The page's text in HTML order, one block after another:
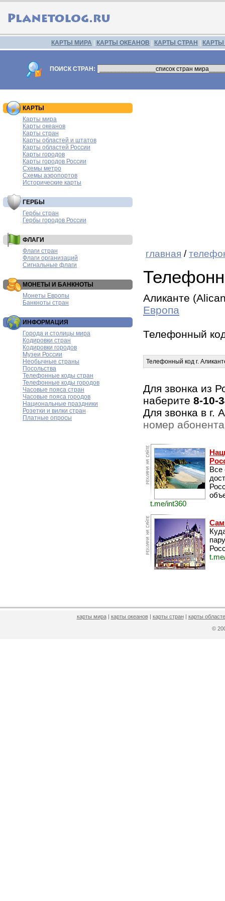
КАРТЫ МИРА КАРТЫ ОКЕАНОВ КАРТЫ СТРАН
ПОИСК СТРАН:
КАРТЫ
Карты мира
Карты океанов
Карты стран
Карты областей и штатов
Карты областей России
Карты городов
Карты городов России
Схемы метро
Схемы аэропортов
Исторические карты
ГЕРБЫ
Гербы стран
Гербы городов России
ФЛАГИ
Флаги стран
Флаги организаций
Сигнальные флаги
МОНЕТЫ И БАНКНОТЫ
Монеты Европы
Банкноты стран
ИНФОРМАЦИЯ
Города и столицы мира
Кодировки стран
Кодировки городов
Музеи России
Необычные страны
Посольства
Телефонные коды стран
Телефонные коды городов
Часовые пояса стран
Часовые пояса городов
Национальные праздники
Розетки и вилки стран
Платные опросы
главная /
Аликанте
Европа
Телефонный
Телефонный код г.
Для звонка из
наберите 8-10-
Для звонка в г.
номер абонента
Все
t.me/int360
карты мира| карты океанов| карты стран| карты
©